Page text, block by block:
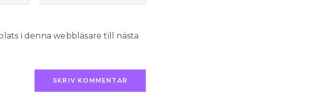
i denna webbläsare till nästa